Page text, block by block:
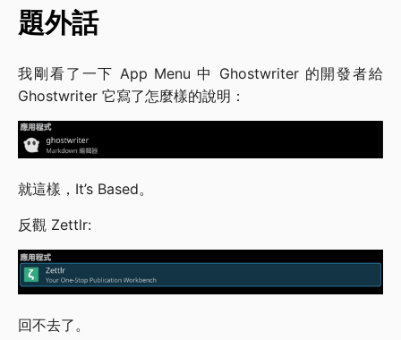
題外話
我剛看了一下 App Menu 中 Ghostwriter 的開發者給
Ghostwriter 它寫了怎麼樣的說明：
就這樣，It’s Based。
反觀 Zettlr:
回不去了。